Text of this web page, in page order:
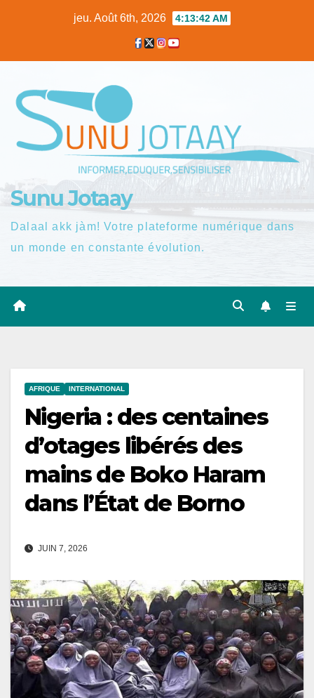
jeu. Août 6th, 2026 4:13:43 AM
Sunu Jotaay
Dalaal akk jàm! Votre plateforme numérique dans
un monde en constante évolution.
AFRIQUE INTERNATIONAL
Nigeria : des centaines
d’otages libérés des
mains de Boko Haram
dans l’État de Borno
JUIN 7, 2026